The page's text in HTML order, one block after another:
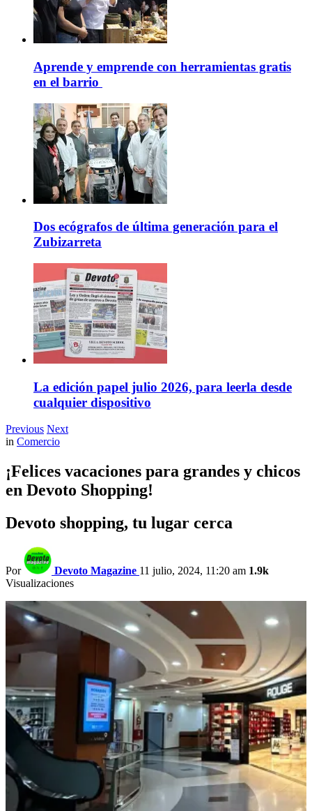
Aprende y emprende con herramientas gratis
en el barrio
Dos ecógrafos de última generación para el
Zubizarreta
La edición papel julio 2026, para leerla desde
cualquier dispositivo
Previous Next
in Comercio
¡Felices vacaciones para grandes y chicos
en Devoto Shopping!
Devoto shopping, tu lugar cerca
Por Devoto Magazine 11 julio, 2024, 11:20 am 1.9k
Visualizaciones